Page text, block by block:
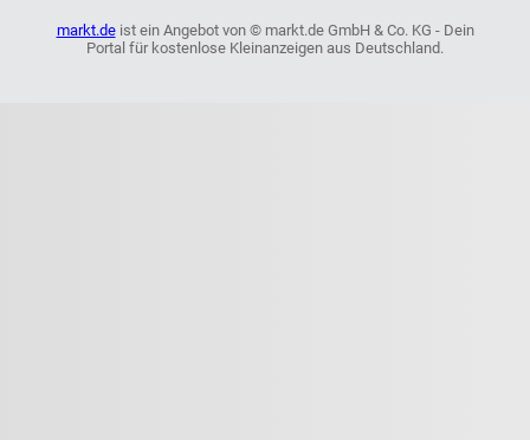
markt.deist ein Angebot von © markt.de GmbH & Co. KG - Dein
Portal für kostenlose Kleinanzeigen aus Deutschland.